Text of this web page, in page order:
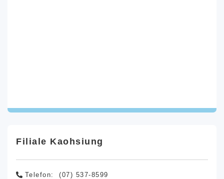
Filiale Kaohsiung
Telefon:
(07) 537-8599